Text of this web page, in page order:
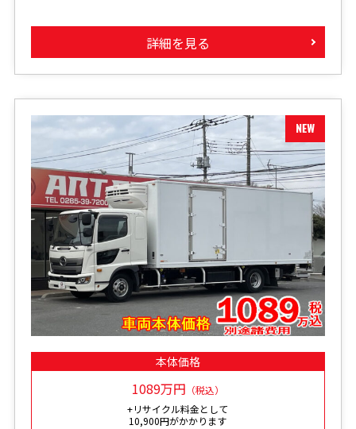
詳細を見る
本体価格
1089万円 （税込）
+リサイクル料金として
10,900円がかかります